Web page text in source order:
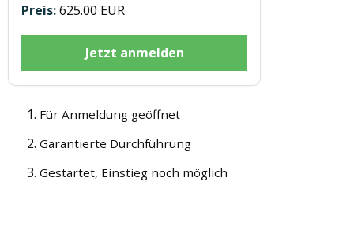
625.00 EUR
Jetzt anmelden
Für Anmeldung geöffnet
Garantierte Durchführung
Gestartet, Einstieg noch möglich